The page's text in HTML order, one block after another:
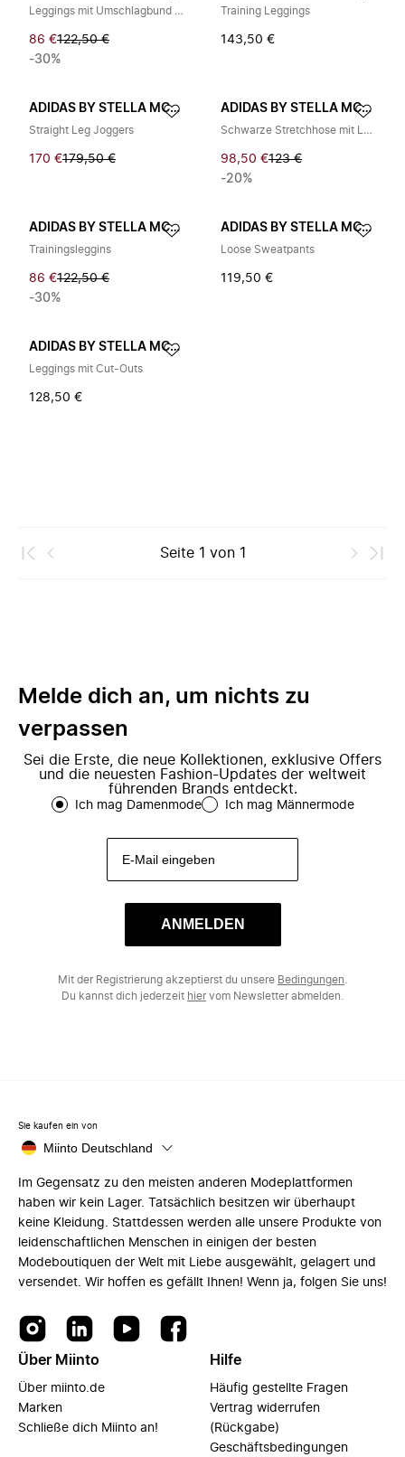
Leggings mit Umschlagbund für Stilvollen Komfort
86 €122,50 €
-30%
Training Leggings
143,50 €
ADIDAS BY STELLA MCCARTNEY
Straight Leg Joggers
170 €179,50 €
ADIDAS BY STELLA MCCARTNEY
Schwarze Stretchhose mit Logodetails
98,50 €123 €
-20%
ADIDAS BY STELLA MCCARTNEY
Trainingsleggins
86 €122,50 €
-30%
ADIDAS BY STELLA MCCARTNEY
Loose Sweatpants
119,50 €
ADIDAS BY STELLA MCCARTNEY
Leggings mit Cut-Outs
128,50 €
Seite 1 von 1
Melde dich an, um nichts zu
verpassen
Sei die Erste, die neue Kollektionen, exklusive Offers
und die neuesten Fashion-Updates der weltweit
führenden Brands entdeckt.
Ich mag Damenmode Ich mag Männermode
ANMELDEN
Mit der Registrierung akzeptierst du unsere Bedingungen
Du kannst dich jederzeit hiervom Newsletter abmelden.
Sie kaufen ein von
Miinto Deutschland
Im Gegensatz zu den meisten anderen Modeplattformen
haben wir kein Lager. Tatsächlich besitzen wir überhaupt
keine Kleidung. Stattdessen werden alle unsere Produkte von
leidenschaftlichen Menschen in einigen der besten
Modeboutiquen der Welt mit Liebe ausgewählt, gelagert und
versendet. Wir hoffen es gefällt Ihnen! Wenn ja, folgen Sie uns!
Über Miinto
Über miinto.de
Marken
Schließe dich Miinto an!
Hilfe
Häufig gestellte Fragen
Vertrag widerrufen
(Rückgabe)
Geschäftsbedingungen